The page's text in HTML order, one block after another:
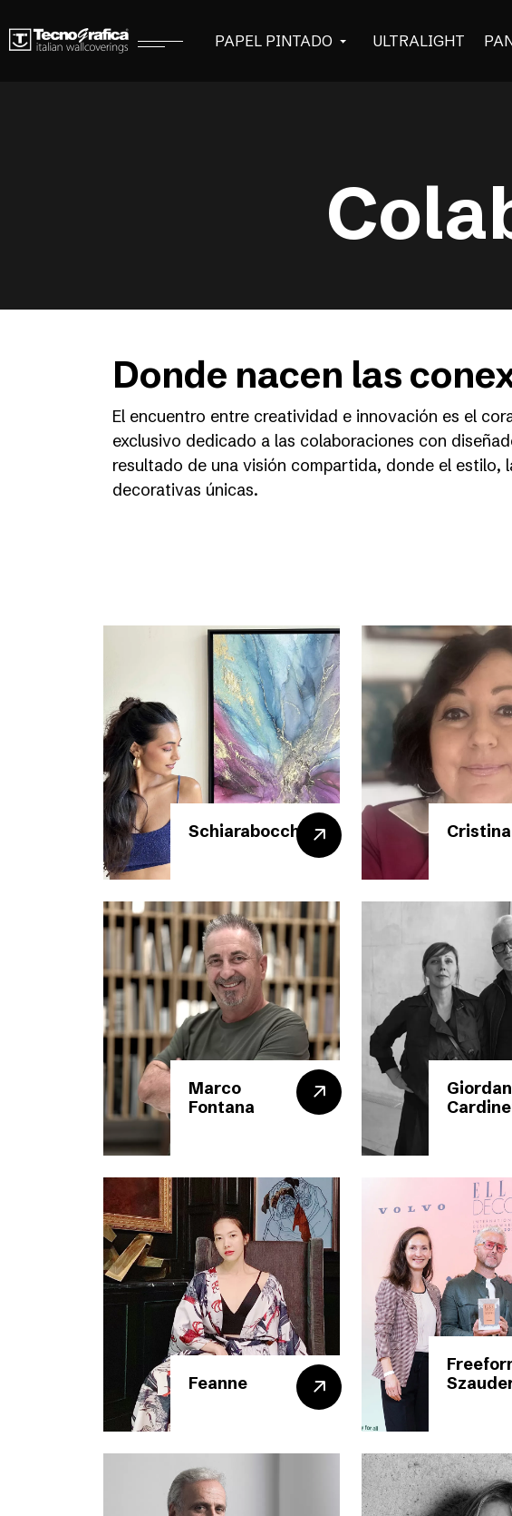
PAPEL PINTADO ULTRALIGHT
Donde nacen las
El encuentro entre creatividad e innovación es el
exclusivo dedicado a las colaboraciones con
resultado de una visión compartida, donde el
decorativas únicas.
Schiarabocchio
Marco
Fontana
Feanne